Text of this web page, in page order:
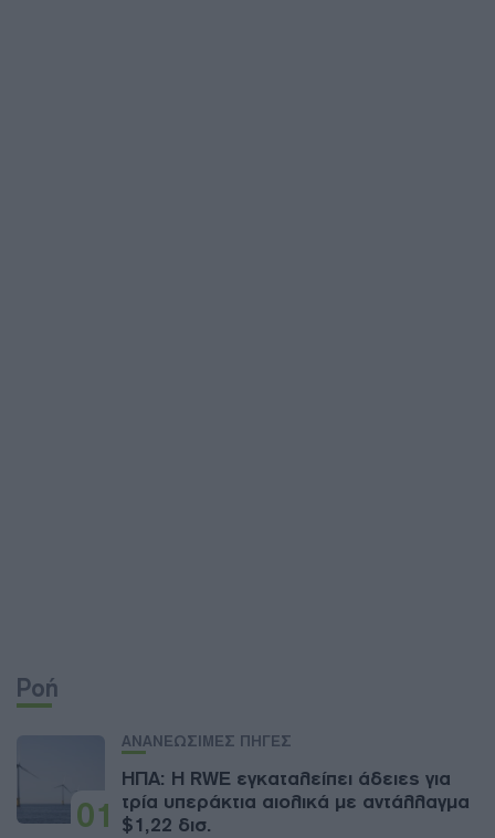
Ροή
01
ΑΝΑΝΕΩΣΙΜΕΣ ΠΗΓΕΣ
ΗΠΑ: Η RWE εγκαταλείπει άδειες για
τρία υπεράκτια αιολικά με αντάλλαγμα
$1,22 δισ.